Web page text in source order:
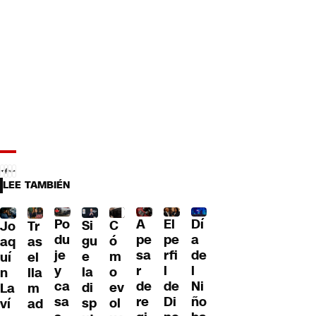
LEE TAMBIÉN
Jo
aq
uí
n
La
ví
Tr
as
el
lla
m
ad
Po
du
je
y
ca
sa
Si
gu
e
la
di
sp
C
ó
m
o
ev
ol
A
pe
sa
r
de
re
El
pe
rfi
l
de
Di
Dí
a
de
l
Ni
ño